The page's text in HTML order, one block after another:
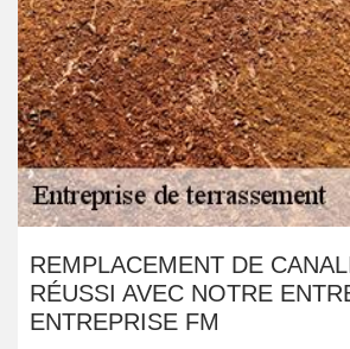
REMPLACEMENT DE
RÉUSSI AVEC NOTRE
ENTREPRISE FM